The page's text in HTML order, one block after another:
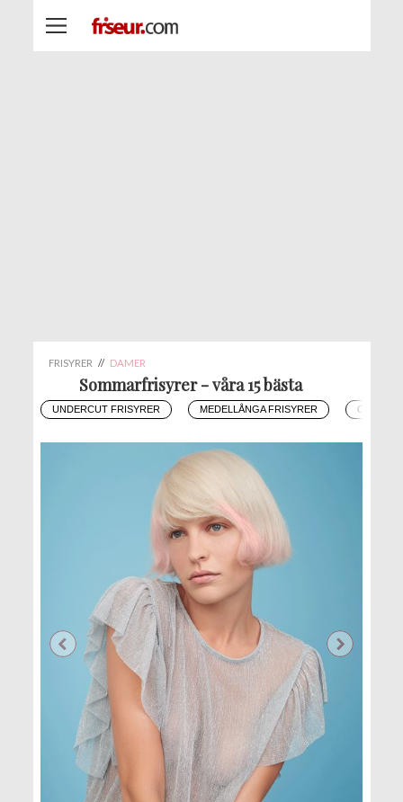
FRISYRER // DAMER
Sommarfrisyrer - våra 15 bästa
UNDERCUT FRISYRER MEDELLÅNGA FRISYRER OMBRÉ-